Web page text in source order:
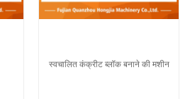
स्वचालित कंक्रीट ब्लॉक बनाने की मशीन